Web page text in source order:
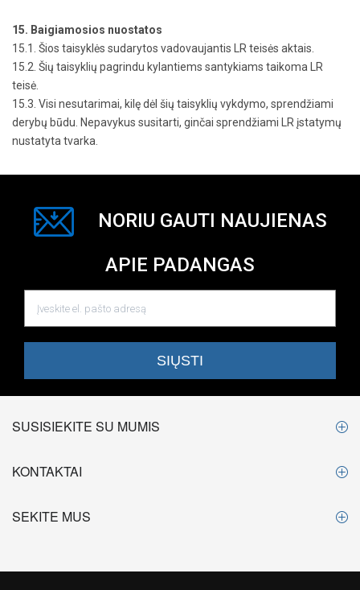
15. Baigiamosios nuostatos
15.1. Šios taisyklės sudarytos vadovaujantis LR teisės aktais.
15.2. Šių taisyklių pagrindu kylantiems santykiams taikoma LR
teisė.
15.3. Visi nesutarimai, kilę dėl šių taisyklių vykdymo, sprendžiami
derybų būdu. Nepavykus susitarti, ginčai sprendžiami LR įstatymų
nustatyta tvarka.
NORIU GAUTI NAUJIENAS
APIE PADANGAS
SUSISIEKITE SU MUMIS
KONTAKTAI
SEKITE MUS